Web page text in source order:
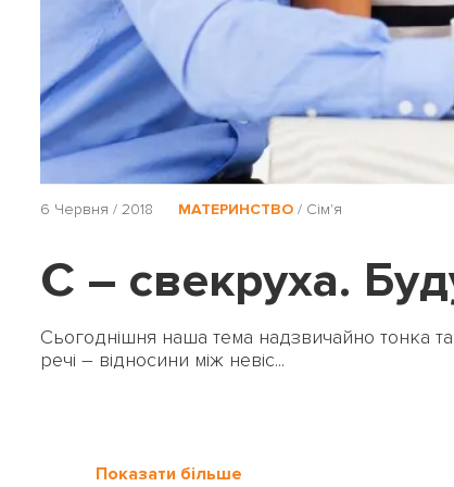
6 Червня / 2018 МАТЕРИНСТВО / Сім'я
С – свекруха.
Сьогоднішня наша тема надзвичайно тонка
речі – відносини між невіс...
Показати більше